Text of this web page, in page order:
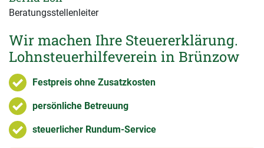
Wir machen Ihre Steuererklärung.
Lohnsteuerhilfeverein in Brünzow
Festpreis ohne Zusatzkosten
persönliche Betreuung
steuerlicher Rundum-Service
Beratungsstellenleiter